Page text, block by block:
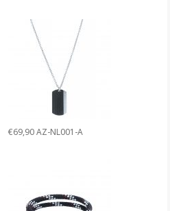
€69,90 AZ-NL001-A